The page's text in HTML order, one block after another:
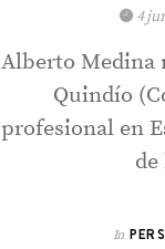
4
Alberto Medina
Quindío
profesional en
In